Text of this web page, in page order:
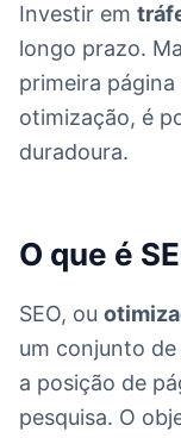
Investir em
longo prazo.
primeira
otimização, é
duradoura.
O que é
SEO, ou
um conjunto
a posição de
pesquisa. O